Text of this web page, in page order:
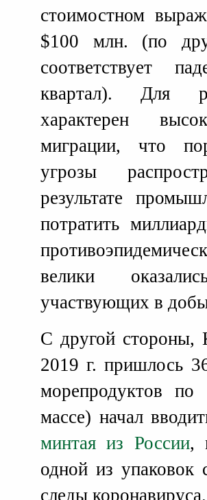
стоимостном
$100 млн. (по
соответствует
квартал). Для
характерен
миграции, что
угрозы
результате
потратить
велики
участвующих в
С другой стороны,
2019 г. пришлось
морепродуктов
массе) начал
минтая из России,
одной из
следы коронавируса.